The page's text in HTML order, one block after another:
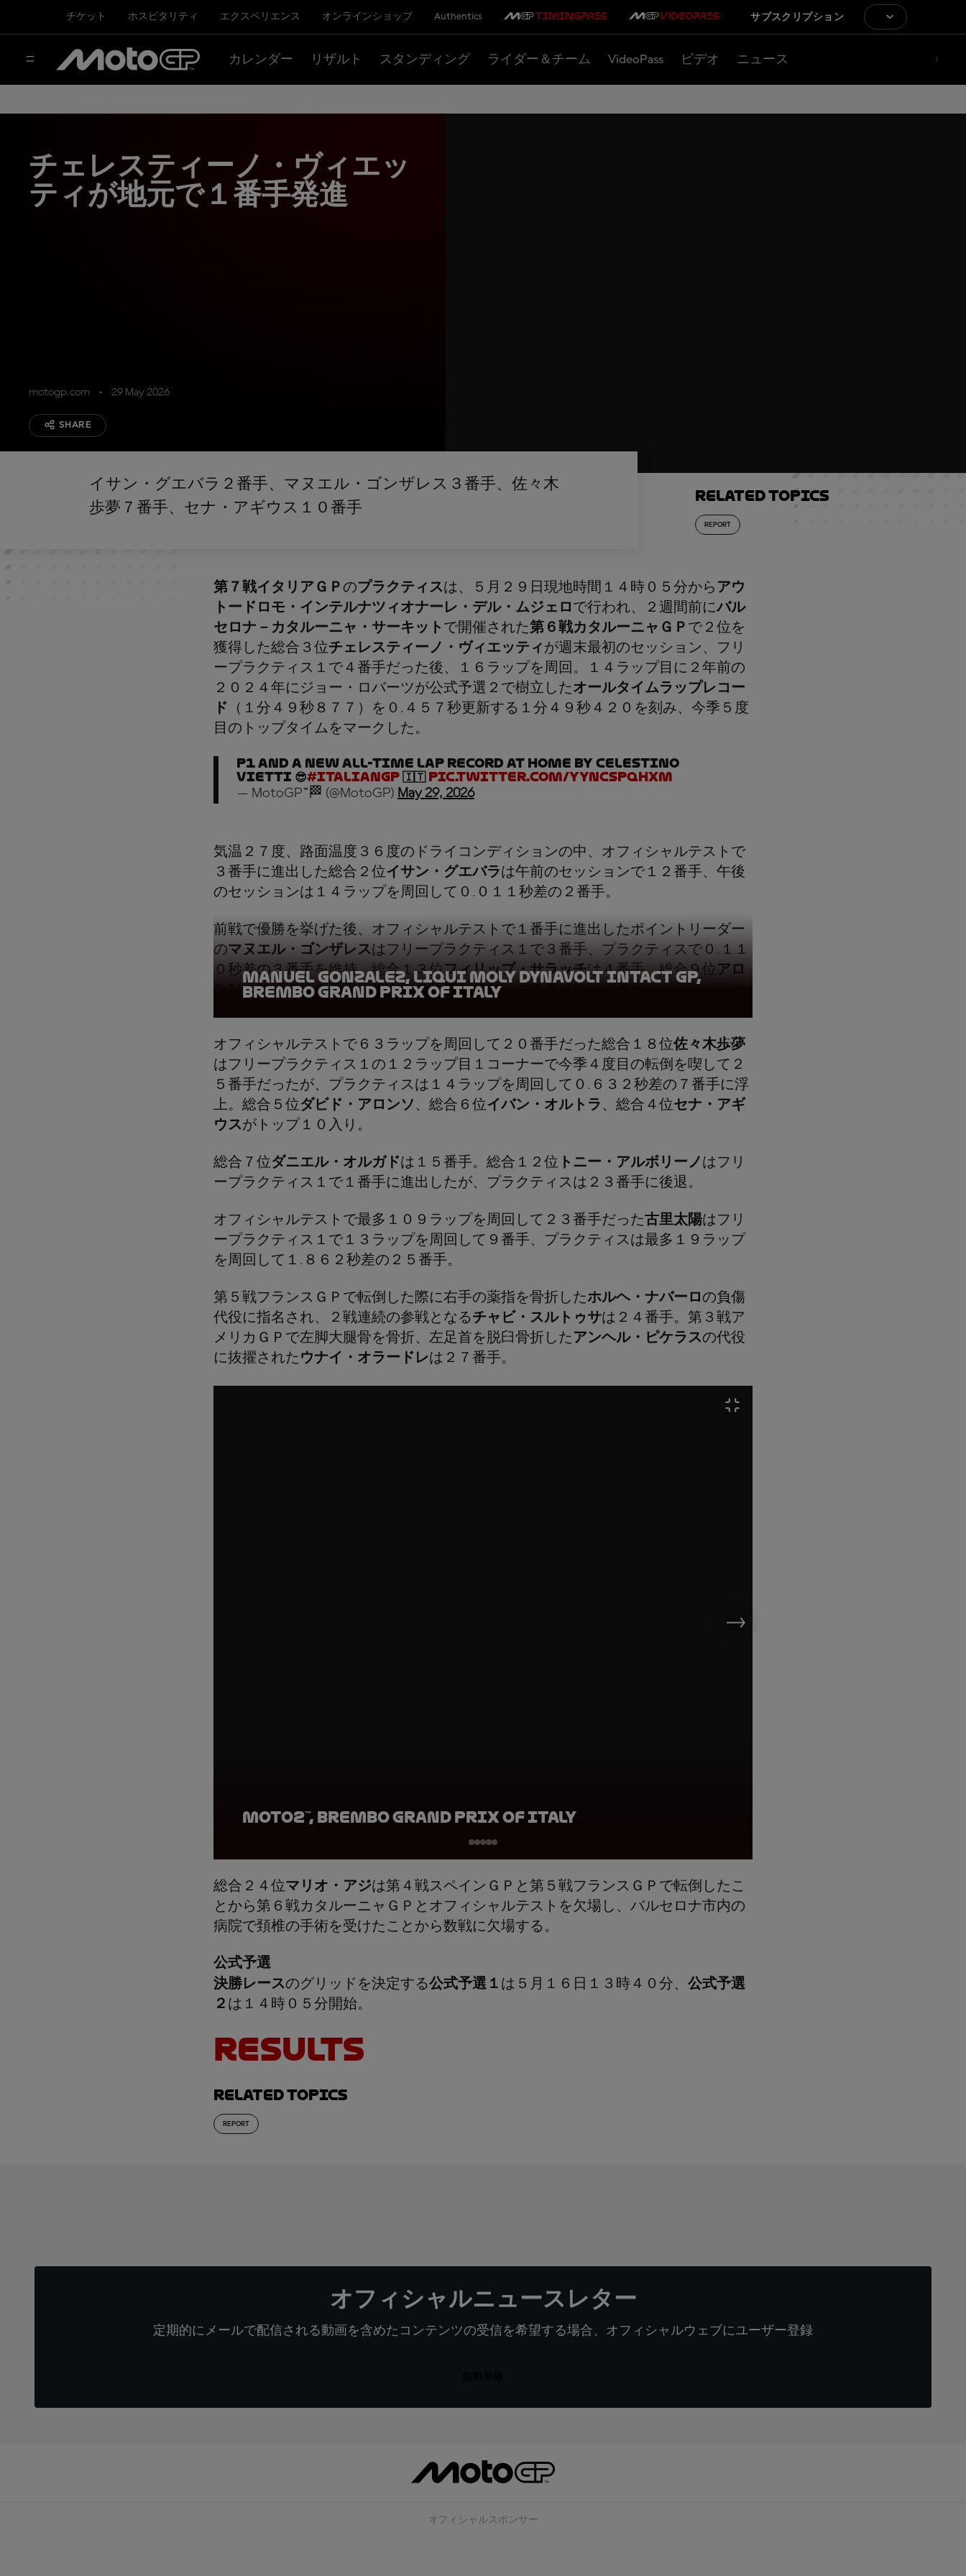
チケット ホスピタリティ エクスペリエンス オンラインショップ Authentics サブスクリプション
カレンダー リザルト スタンディング ライダー＆チーム VideoPass ビデオ ニュース
チェレスティーノ・ヴィエッ
ティが地元で１番手発進
motogp.com 29 May 2026
SHARE
イサン・グエバラ２番手、マヌエル・ゴンザレス３番手、佐々木
歩夢７番手、セナ・アギウス１０番手
Related topics
REPORT
第７戦イタリアＧＰ のプラクティスは、５月２９日現地時間１４時０５分から アウ
トードロモ・インテルナツィオナーレ・デル・ムジェロ で行われ、２週間前にバル
セロナ－カタルーニャ・サーキット で開催された第６戦カタルーニャＧＰ で２位を
獲得した総合３位チェレスティーノ・ヴィエッティ が週末最初のセッション、フリ
ープラクティス１で４番手だった後、１６ラップを周回。１４ラップ目に２年前の
２０２４年にジョー・ロバーツが公式予選２で樹立したオールタイムラップレコー
ド
（１分４９秒８７７）を０.４５７秒更新する１分４９秒４２０を刻み、今季５度
目のトップタイムをマークした。
P1 and a new all-time lap record at home by Celestino
Vietti 😎#ItalianGP🇮🇹pic.twitter.com/yYncSpqhxM
— MotoGP™🏁 (@MotoGP) May 29, 2026
気温２７度、路面温度３６度のドライコンディションの中、オフィシャルテストで
３番手に進出した総合２位イサン・グエバラは午前のセッションで１２番手、午後
のセッションは１４ラップを周回して０.０１１秒差の２番手。
前戦で優勝を挙げた後、オフィシャルテストで１番手に進出したポイントリーダー
のマヌエル・ゴンザレスはフリープラクティス１で３番手、プラクティスで０.１１
０秒差の３番手を維持。総合１３位フィリップ・サラッチは４番手。総合９位 アロ
ンソ・ロペスは５番手。総合１０位アレイシ・エスクリチ
Manuel Gonzalez, LIQUI MOLY Dynavolt Intact GP,
Brembo Grand Prix of Italy
オフィシャルテストで６３ラップを周回して２０番手だった総合１８位佐々木歩夢
はフリープラクティス１の１２ラップ目１コーナーで今季４度目の転倒を喫して２
５番手だったが、プラクティスは１４ラップを周回して０.６３２秒差の７番手に浮
上。総合５位ダビド・アロンソ 、総合６位イバン・オルトラ 、総合４位セナ・アギ
ウスがトップ１０入り。
総合７位ダニエル・オルガド は１５番手。総合１２位 トニー・アルボリーノ はフリ
ープラクティス１で１番手に進出したが、プラクティスは２３番手に後退。
オフィシャルテストで最多１０９ラップを周回して２３番手だった古里太陽はフリ
ープラクティス１で１３ラップを周回して９番手、プラクティスは最多１９ラップ
を周回して１.８６２秒差の２５番手。
第５戦フランスＧＰで転倒した際に右手の薬指を骨折したホルヘ・ナバーロ の負傷
代役に指名され、２戦連続の参戦となるチャビ・スルトゥサは２４番手。第３戦ア
メリカＧＰで左脚大腿骨を骨折、左足首を脱臼骨折した アンヘル・ピケラスの代役
に抜擢された ウナイ・オラードレは２７番手。
Moto2™, Brembo Grand Prix of Italy
総合２４位マリオ・アジは第４戦スペインＧＰと第５戦フランスＧＰで転倒したこ
とから第６戦カタルーニャＧＰとオフィシャルテストを欠場し、バルセロナ市内の
病院で頚椎の手術を受けたことから数戦に欠場する。
公式予選
決勝レースのグリッドを決定する公式予選１ は５月１６日１３時４０分、 公式予選
２ は１４時０５分開始。
RESULTS
Related topics
REPORT
オフィシャルニュースレター
定期的にメールで配信される動画を含めたコンテンツの受信を希望する場合、オフィシャルウェブにユーザー登録
オフィシャルスポンサー